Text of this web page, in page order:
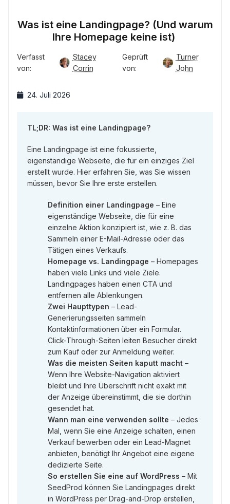
Was ist eine Landingpage? (Und warum
Ihre Homepage keine ist)
Verfasst
von:
Stacey
Corrin
Geprüft
von:
Turner
John
24. Juli 2026
TL;DR: Was ist eine Landingpage?
Eine Landingpage ist eine fokussierte,
eigenständige Webseite, die für ein einziges Ziel
erstellt wurde. Hier erfahren Sie, was Sie wissen
müssen, bevor Sie Ihre erste erstellen.
Definition einer Landingpage – Eine
eigenständige Webseite, die für eine
einzelne Aktion konzipiert ist, wie z. B. das
Sammeln einer E-Mail-Adresse oder das
Tätigen eines Verkaufs.
Homepage vs. Landingpage – Homepages
haben viele Links und viele Ziele.
Landingpages haben einen CTA und
entfernen alle Ablenkungen.
Zwei Haupttypen – Lead-
Generierungsseiten sammeln
Kontaktinformationen über ein Formular.
Click-Through-Seiten leiten Besucher direkt
zum Kauf oder zur Anmeldung weiter.
Was die meisten Seiten kaputt macht –
Wenn Ihre Website-Navigation aktiviert
bleibt und Ihre Überschrift nicht exakt mit
der Anzeige übereinstimmt, die sie dorthin
gesendet hat.
Wann man eine verwenden sollte – Jedes
Mal, wenn Sie eine Anzeige schalten, einen
Verkauf bewerben oder ein Lead-Magnet
anbieten, benötigt Ihr Angebot eine eigene
dedizierte Seite.
So erstellen Sie eine auf WordPress – Mit
SeedProd können Sie Landingpages direkt
in WordPress per Drag-and-Drop erstellen,